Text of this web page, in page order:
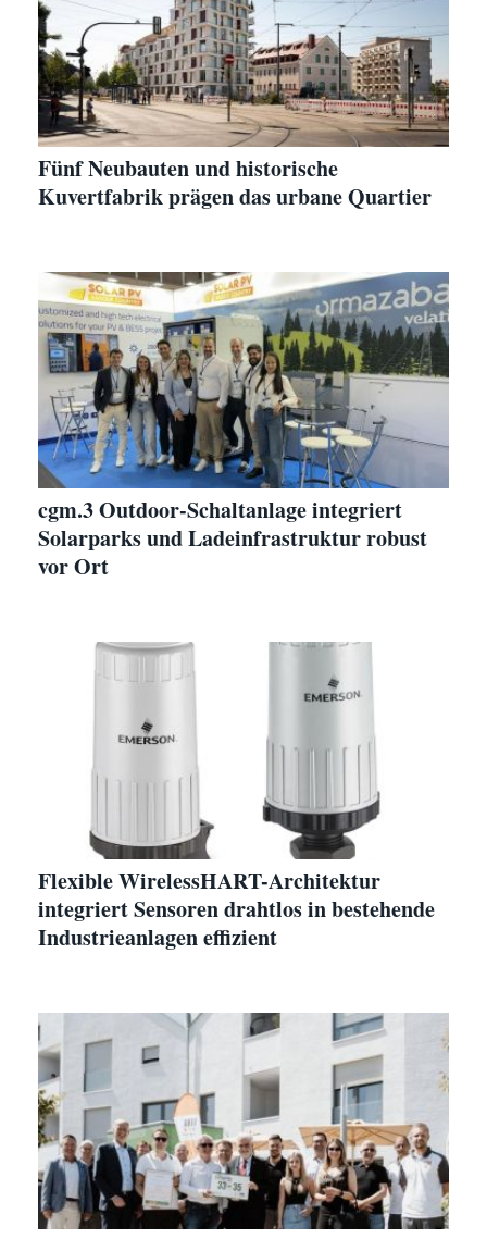
Fünf Neubauten und historische
Kuvertfabrik prägen das urbane Quartier
cgm.3 Outdoor-Schaltanlage integriert
Solarparks und Ladeinfrastruktur robust
vor Ort
Flexible WirelessHART-Architektur
integriert Sensoren drahtlos in bestehende
Industrieanlagen effizient